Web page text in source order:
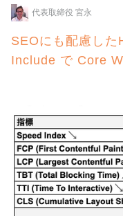
代表取締役 宮永
SEOにも配慮し
Include で Core